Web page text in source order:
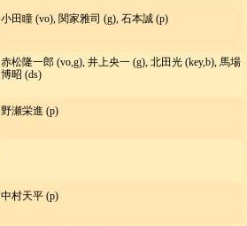
小田瞳 (vo), 関家雅司 (g), 石本誠 (p)
赤松隆一郎 (vo,g), 井上央一 (g), 北田光 (key,b), 馬場
博昭 (ds)
野瀬栄進 (p)
中村天平 (p)